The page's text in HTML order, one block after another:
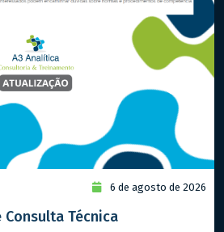
6 de agosto de 2026
Consulta Técnica